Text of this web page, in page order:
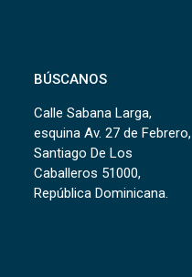
BÚSCANOS
Calle Sabana Larga,
esquina Av. 27 de Febrero,
Santiago De Los
Caballeros 51000,
República Dominicana.